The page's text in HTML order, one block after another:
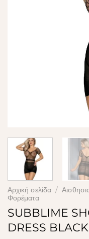
Αρχική σελίδα /
Φορέματα
SUBBLIME
DRESS